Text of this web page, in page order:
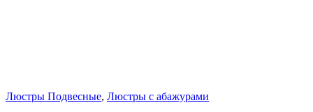
Люстры Подвесные, Люстры с абажурами